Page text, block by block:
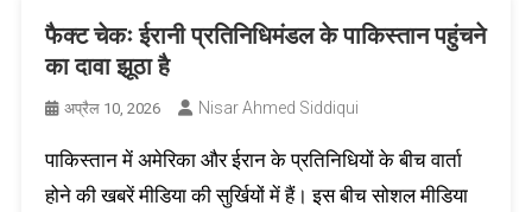
फैक्ट चेकः ईरानी प्रतिनिधिमंडल के पाकिस्तान पहुंचने
का दावा झूठा है
अप्रैल 10, 2026 Nisar Ahmed Siddiqui
पाकिस्तान में अमेरिका और ईरान के प्रतिनिधियों के बीच वार्ता
होने की खबरें मीडिया की सुर्खियों में हैं। इस बीच सोशल मीडिया